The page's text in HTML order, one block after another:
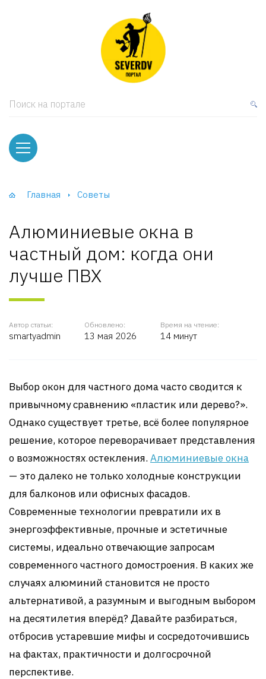
Поиск на портале
Главная Советы
Алюминиевые окна в
частный дом: когда они
лучше ПВХ
Автор статьи:
smartyadmin
Обновлено:
13 мая 2026
Время на чтение:
14 минут
Выбор окон для частного дома часто сводится к
привычному сравнению «пластик или дерево?».
Однако существует третье, всё более популярное
решение, которое переворачивает представления
о возможностях остекления. Алюминиевые окна
— это далеко не только холодные конструкции
для балконов или офисных фасадов.
Современные технологии превратили их в
энергоэффективные, прочные и эстетичные
системы, идеально отвечающие запросам
современного частного домостроения. В каких же
случаях алюминий становится не просто
альтернативой, а разумным и выгодным выбором
на десятилетия вперёд? Давайте разбираться,
отбросив устаревшие мифы и сосредоточившись
на фактах, практичности и долгосрочной
перспективе.
и тумбы